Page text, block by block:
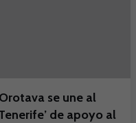
se une al
de apoyo al